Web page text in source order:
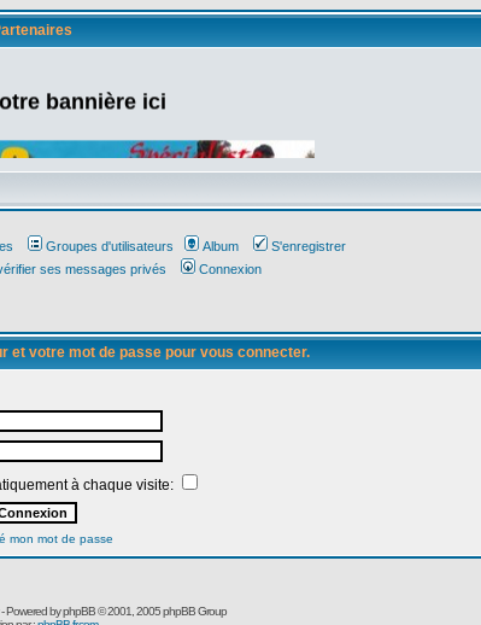
bannière ici
Groupes d'utilisateurs Album
S'enregistrer
ses messages privés Connexion
et votre mot de passe pour vous connecter.
à chaque visite:
mon mot de passe
- Powered byphpBB© 2001, 2005 phpBB Group